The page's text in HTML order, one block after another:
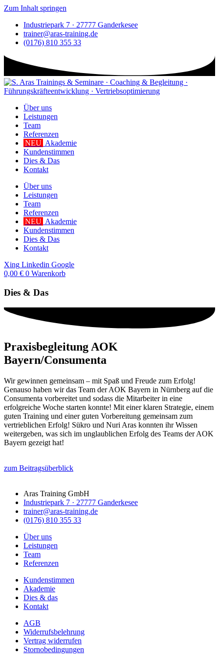
Zum Inhalt springen
Industriepark 7 · 27777 Ganderkesee
trainer@aras-training.de
(0176) 810 355 33
Über uns
Leistungen
Team
Referenzen
NEU Akademie
Kundenstimmen
Dies & Das
Kontakt
Über uns
Leistungen
Team
Referenzen
NEU Akademie
Kundenstimmen
Dies & Das
Kontakt
Xing Linkedin Google
0,00 € 0 Warenkorb
Dies & Das
Praxisbegleitung AOK
Bayern/Consumenta
Wir gewinnen gemeinsam – mit Spaß und Freude zum Erfolg!
Genauso haben wir das Team der AOK Bayern in Nürnberg auf die
Consumenta vorbereitet und sodass die Mitarbeiter in eine
erfolgreiche Woche starten konnte! Mit einer klaren Strategie, einem
guten Training und einer guten Vorbereitung gemeinsam zum
vertrieblichen Erfolg! Sükro und Nuri Aras konnten ihr Wissen
weitergeben, was sich im unglaublichen Erfolg des Teams der AOK
Bayern gezeigt hat!
zum Beitragsüberblick
Aras Training GmbH
Industriepark 7 · 27777 Ganderkesee
trainer@aras-training.de
(0176) 810 355 33
Über uns
Leistungen
Team
Referenzen
Kundenstimmen
Akademie
Dies & das
Kontakt
AGB
Widerrufsbelehrung
Vertrag widerrufen
Stornobedingungen